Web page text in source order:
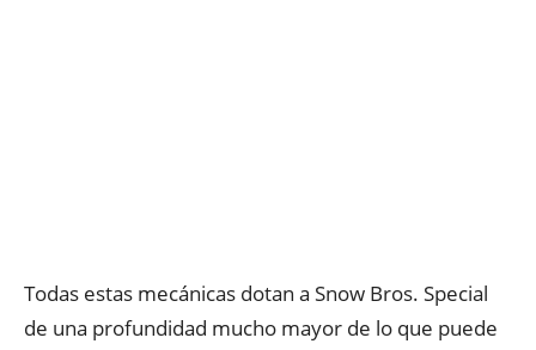
Todas estas mecánicas dotan a Snow Bros. Special
de una profundidad mucho mayor de lo que puede